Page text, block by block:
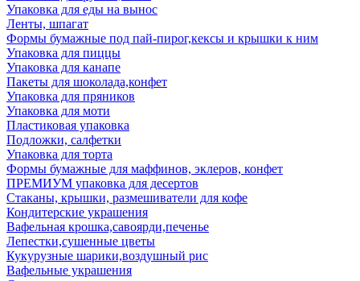
Упаковка для еды на вынос
Ленты, шпагат
Формы бумажные под пай-пирог,кексы и крышки к ним
Упаковка для пиццы
Упаковка для канапе
Пакеты для шоколада,конфет
Упаковка для пряников
Упаковка для моти
Пластиковая упаковка
Подложки, салфетки
Упаковка для торта
Формы бумажные для маффинов, эклеров, конфет
ПРЕМИУМ упаковка для десертов
Стаканы, крышки, размешиватели для кофе
Кондитерские украшения
Вафельная крошка,савоярди,печенье
Лепестки,сушенные цветы
Кукурузные шарики,воздушный рис
Вафельные украшения